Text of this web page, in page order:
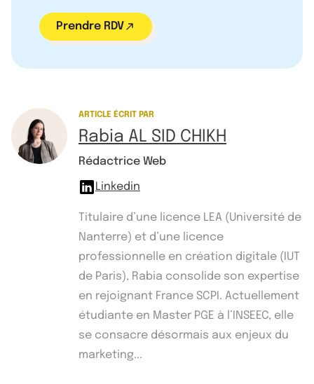
Prendre RDV
ARTICLE ÉCRIT PAR
Rabia AL SID CHIKH
Rédactrice Web
Linkedin
Titulaire d’une licence LEA (Université de
Nanterre) et d’une licence
professionnelle en création digitale (IUT
de Paris), Rabia consolide son expertise
en rejoignant France SCPI. Actuellement
étudiante en Master PGE à l’INSEEC, elle
se consacre désormais aux enjeux du
marketing...